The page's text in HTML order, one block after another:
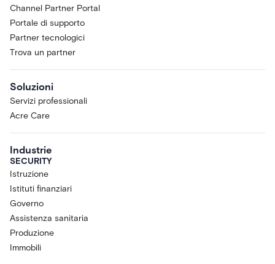
Channel Partner Portal
Portale di supporto
Partner tecnologici
Trova un partner
Soluzioni
Servizi professionali
Acre Care
Industrie
SECURITY
Istruzione
Istituti finanziari
Governo
Assistenza sanitaria
Produzione
Immobili